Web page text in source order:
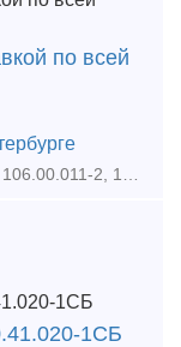
по всей
В продаже балочки центрирующие №№ 106.00.011-2, 1835.00.110 СБ, 3002.35.00.130-1, 287.35.010-00СБ, 586.00.020-0,518.00.012-0,3002.35.00.130-1,199.00.010-0СБ и балочки центрирующие L=500 №№ 85
1СБ